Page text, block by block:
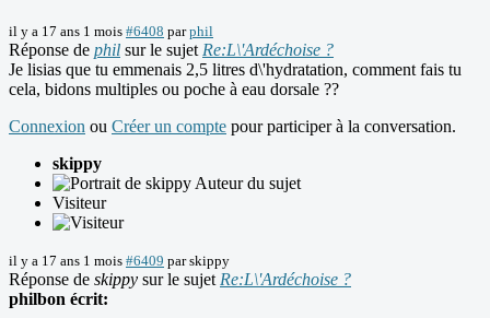
il y a 17 ans 1 mois #6408 parphil
Réponse de phil sur le sujet Re:L\'Ardéchoise ?
Je lisias que tu emmenais 2,5 litres d\'hydratation, comment fais tu
cela, bidons multiples ou poche à eau dorsale ??
Connexion ou Créer un compte pour participer à la conversation.
skippy
Auteur du sujet
Visiteur
il y a 17 ans 1 mois #6409 parskippy
Réponse de skippy sur le sujet Re:L\'Ardéchoise ?
philbon écrit: